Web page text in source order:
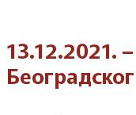
13.12.2021.